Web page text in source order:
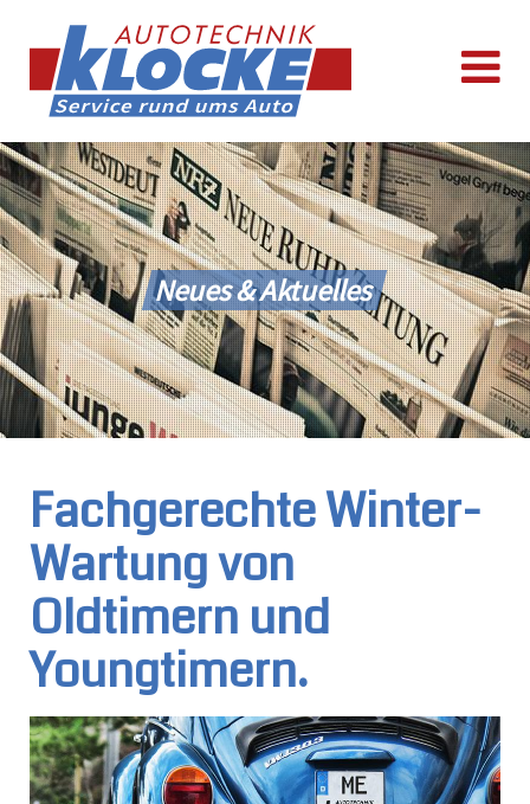
Neues & Aktuelles
Fachgerechte Winter-
Wartung von
Oldtimern und
Youngtimern.